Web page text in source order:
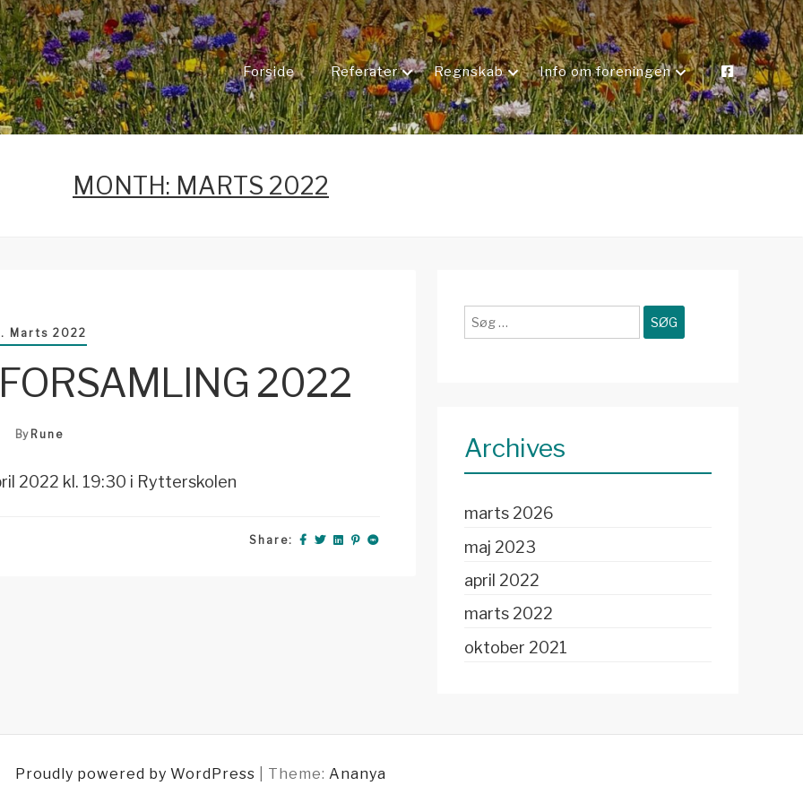
Forside Referater Regnskab Info om foreningen
MONTH: MARTS 2022
Marts 2022
2022
By Rune
2022 kl. 19:30 i Rytterskolen
Share:
efter:
Archives
marts 2026
maj 2023
april 2022
marts 2022
oktober 2021
Proudly powered by WordPress Theme: Ananya